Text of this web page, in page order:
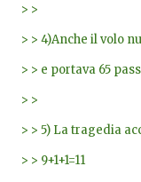
> >
> > 4)Anche il volo
> > e portava 65
> >
> > 5) La tragedia
> > 9+1+1=11